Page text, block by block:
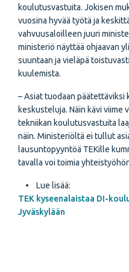
koulutusvastuita. Jokisen
vuosina hyvää työtä ja
vahvuusaloilleen juuri
ministeriö näyttää ohjaavan
suuntaan ja vieläpä
kuulemista.
– Asiat tuodaan päätettäviksi
keskusteluja. Näin kävi viime
tekniikan koulutusvastuita
näin. Ministeriöltä ei tullut
lausuntopyyntöä TEKille
tavalla voi toimia
• Lue lisää:
TEK kyseenalaistaa DI-
Jyväskylään